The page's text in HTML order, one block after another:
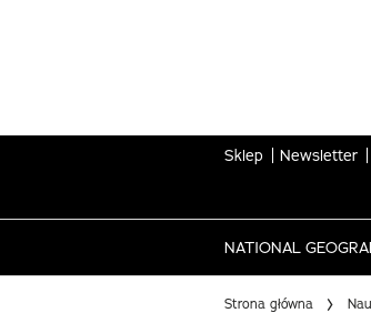
Sklep Newsletter
NATIONAL
Strona główna